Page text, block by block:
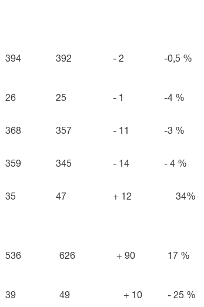
394 392 - 2 -0,5 %
26 25 - 1 -4 %
368 357 - 11 -3 %
359 345 - 14 - 4 %
35 47 + 12 34%
536 626 + 90 17 %
39 49 + 10 - 25 %